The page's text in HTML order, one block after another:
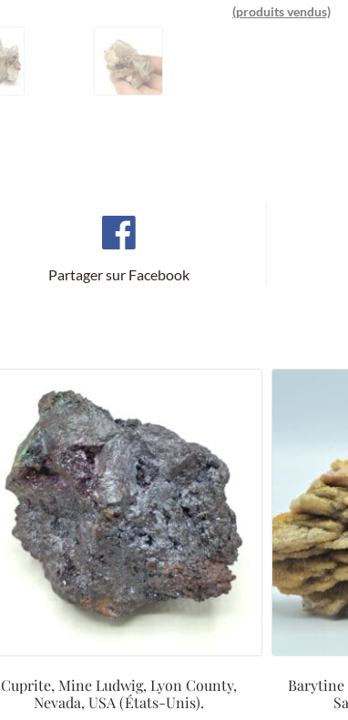
(produits vendus)
Partager sur Facebook
Cuprite, Mine Ludwig, Lyon County,
Nevada, USA (États-Unis).
Barytine